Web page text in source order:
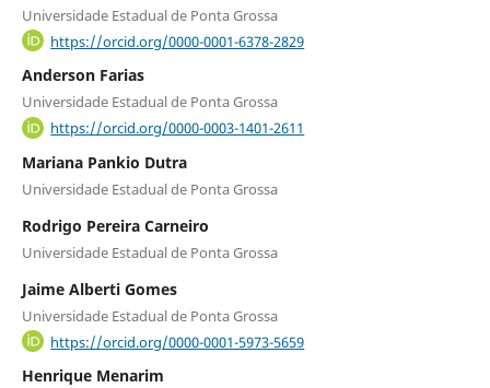
Universidade Estadual de Ponta Grossa
https://orcid.org/0000-0001-6378-2829
Anderson Farias
Universidade Estadual de Ponta Grossa
https://orcid.org/0000-0003-1401-2611
Mariana Pankio Dutra
Universidade Estadual de Ponta Grossa
Rodrigo Pereira Carneiro
Universidade Estadual de Ponta Grossa
Jaime Alberti Gomes
Universidade Estadual de Ponta Grossa
https://orcid.org/0000-0001-5973-5659
Henrique Menarim